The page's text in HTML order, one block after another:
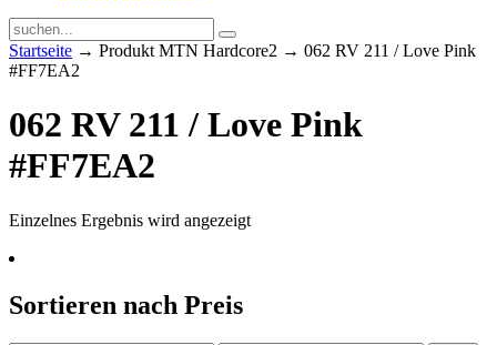
Startseite → Produkt MTN Hardcore2 → 062 RV 211 / Love Pink
#FF7EA2
062 RV 211 / Love Pink
#FF7EA2
Einzelnes Ergebnis wird angezeigt
Sortieren nach Preis